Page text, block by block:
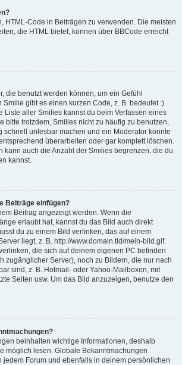
HTML-Code in Beiträgen zu verwenden. Die meisten
die HTML bietet, können über BBCode erreicht
die benutzt werden können, um ein Gefühl
Smilie gibt es einen kurzen Code, z. B. bedeutet :)
Liste aller Smilies kannst du beim Verfassen eines
bitte trotzdem, Smilies nicht zu häufig zu benutzen,
schnell unlesbar machen und ein Moderator könnte
überarbeiten oder gar komplett löschen.
kann auch die Anzahl der Smilies begrenzen, die du
kannst.
Beiträge einfügen?
Beitrag angezeigt werden. Wenn die
erlaubt hat, kannst du das Bild auch direkt
du zu einem Bild verlinken, das auf einem
liegt, z. B. http://www.domain.tld/mein-bild.gif.
die sich auf deinem eigenen PC befinden
zugänglicher Server), noch zu Bildern, die nur nach
sind, z. B. Hotmail- oder Yahoo-Mailboxen, mit
Seiten usw. Um das Bild anzuzeigen, benutze den
beinhalten wichtige Informationen, deshalb
möglich lesen. Globale Bekanntmachungen
jedem Forum und ebenfalls in deinem persönlichen